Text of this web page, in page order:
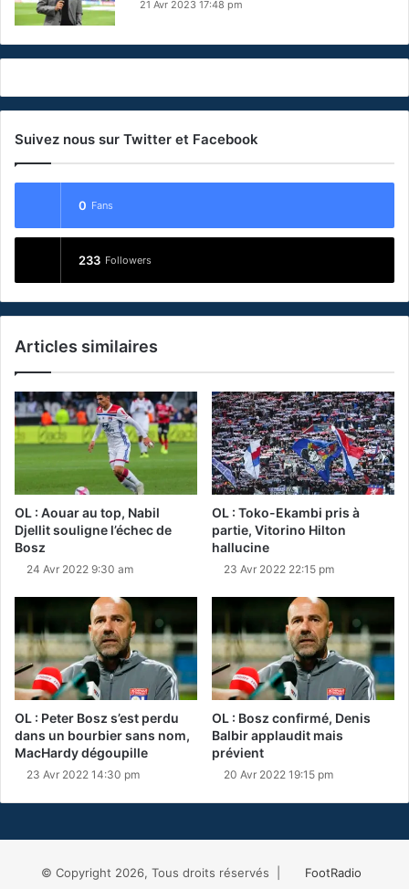
21 Avr 2023 17:48 pm
Suivez nous sur Twitter et Facebook
0 Fans
233 Followers
Articles similaires
OL : Aouar au top, Nabil
Djellit souligne l’échec de
Bosz
24 Avr 2022 9:30 am
OL : Toko-Ekambi pris à
partie, Vitorino Hilton
hallucine
23 Avr 2022 22:15 pm
OL : Peter Bosz s’est perdu
dans un bourbier sans nom,
MacHardy dégoupille
23 Avr 2022 14:30 pm
OL : Bosz confirmé, Denis
Balbir applaudit mais
prévient
20 Avr 2022 19:15 pm
© Copyright 2026, Tous droits réservés | FootRadio